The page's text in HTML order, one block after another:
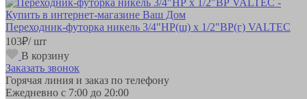
Переходник-футорка никель 3/4"НР(ш) х 1/2"ВР(г) VALTEC
103₽/ шт
В корзину
Заказать звонок
Горячая линия и заказ по телефону
Ежедневно с 7:00 до 20:00